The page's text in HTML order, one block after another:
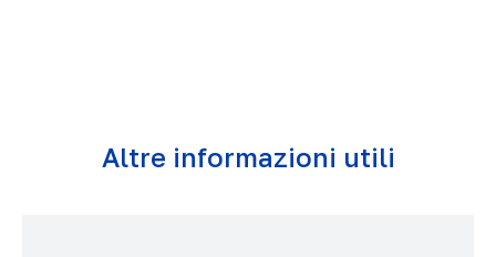
Altre informazioni utili